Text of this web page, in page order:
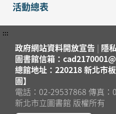
活動總表
:::
政府網站資料開放宣告 | 隱
圖書館信箱：
總館地址：220218 新北市
圖】
電話：02-29537868 傳真：
新北市立圖書館 版權所有